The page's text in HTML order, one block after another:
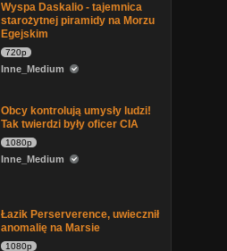
Wyspa Daskalio - tajemnica
starożytnej piramidy na Morzu
Egejskim
720p
Inne_Medium
Obcy kontrolują umysły ludzi!
Tak twierdzi były oficer CIA
1080p
Inne_Medium
Łazik Perserverence, uwiecznił
anomalię na Marsie
1080p